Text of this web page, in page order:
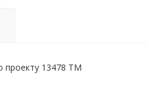
проекту 13478 ТМ